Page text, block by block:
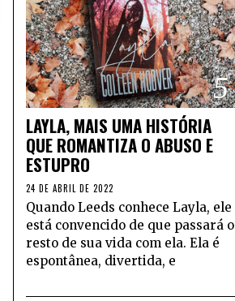
5
LAYLA, MAIS UMA HISTÓRIA
QUE ROMANTIZA O ABUSO E
ESTUPRO
24 DE ABRIL DE 2022
Quando Leeds conhece Layla, ele
está convencido de que passará o
resto de sua vida com ela. Ela é
espontânea, divertida, e